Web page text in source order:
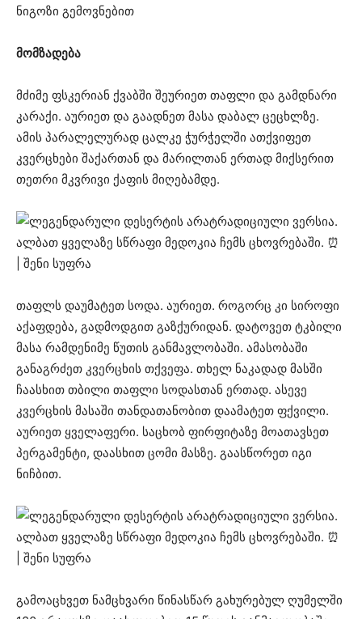
ნიგოზი გემოვნებით
მომზადება
მძიმე ფსკერიან ქვაბში შეურიეთ თაფლი და გამდნარი
კარაქი. აურიეთ და გაადნეთ მასა დაბალ ცეცხლზე.
ამის პარალელურად ცალკე ჭურჭელში ათქვიფეთ
კვერცხები შაქართან და მარილთან ერთად მიქსერით
თეთრი მკვრივი ქაფის მიღებამდე.
თაფლს დაუმატეთ სოდა. აურიეთ. როგორც კი სიროფი
აქაფდება, გადმოდგით გაზქურიდან. დატოვეთ ტკბილი
მასა რამდენიმე წუთის განმავლობაში. ამასობაში
განაგრძეთ კვერცხის თქვეფა. თხელ ნაკადად მასში
ჩაასხით თბილი თაფლი სოდასთან ერთად. ასევე
კვერცხის მასაში თანდათანობით დაამატეთ ფქვილი.
აურიეთ ყველაფერი. საცხობ ფირფიტაზე მოათავსეთ
პერგამენტი, დაასხით ცომი მასზე. გაასწორეთ იგი
ნიჩბით.
გამოაცხვეთ ნამცხვარი წინასწარ გახურებულ ღუმელში